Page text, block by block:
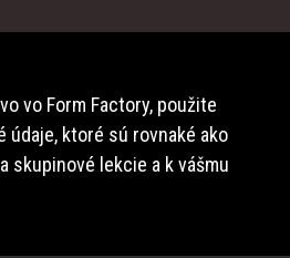
vo Form Factory, použite
údaje, ktoré sú rovnaké ako
skupinové lekcie a k vášmu